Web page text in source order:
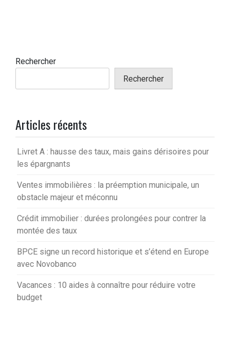
Rechercher
Rechercher
Articles récents
Livret A : hausse des taux, mais gains dérisoires pour
les épargnants
Ventes immobilières : la préemption municipale, un
obstacle majeur et méconnu
Crédit immobilier : durées prolongées pour contrer la
montée des taux
BPCE signe un record historique et s’étend en Europe
avec Novobanco
Vacances : 10 aides à connaître pour réduire votre
budget